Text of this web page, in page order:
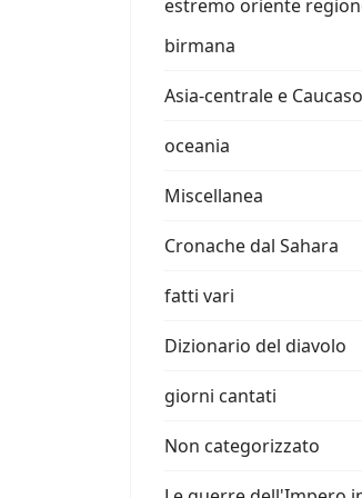
estremo oriente
birmana
Asia-centrale e Caucaso
oceania
Miscellanea
Cronache dal Sahara
fatti vari
Dizionario del diavolo
giorni cantati
Non categorizzato